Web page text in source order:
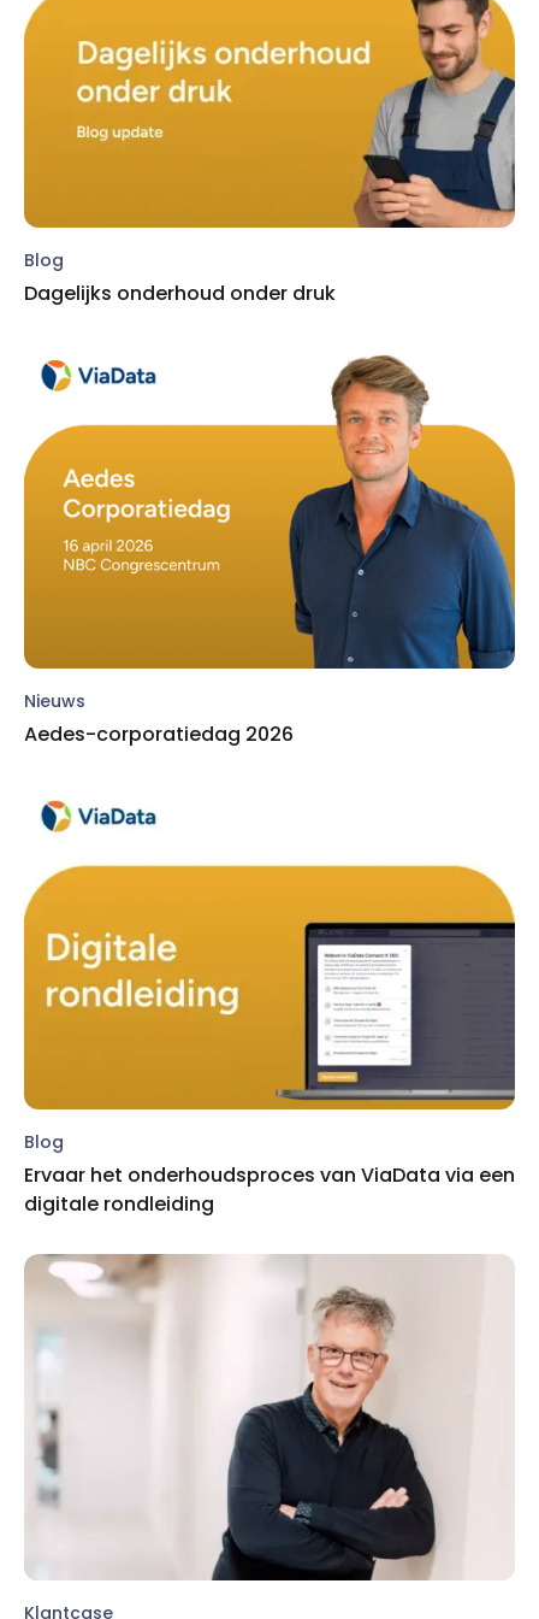
Blog
Dagelijks onderhoud onder druk
Nieuws
Aedes-corporatiedag 2026
Blog
Ervaar het onderhoudsproces van ViaData via een
digitale rondleiding
Klantcase